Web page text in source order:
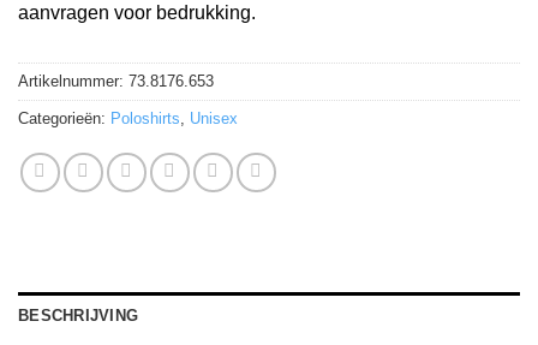
aanvragen voor bedrukking.
Artikelnummer: 73.8176.653
Categorieën: Poloshirts, Unisex
BESCHRIJVING